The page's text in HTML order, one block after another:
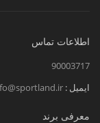
اطلاعات تماس
90003717
ایمیل :
معرفی برند